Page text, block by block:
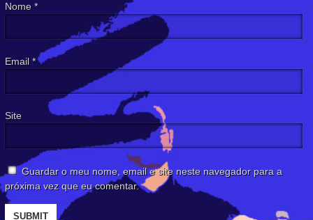
Nome *
Email *
Site
Guardar o meu nome, email e site neste navegador para a
próxima vez que eu comentar.